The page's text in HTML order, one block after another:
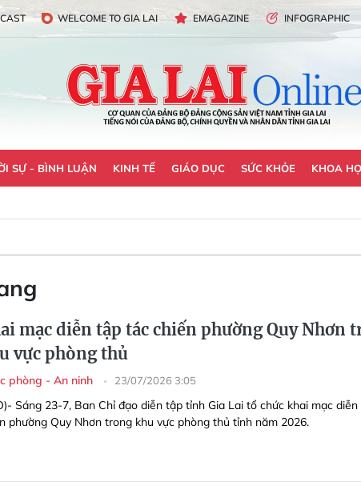
WELCOME TO GIA LAI EMAGAZINE INFOGRAPHIC
SỰ - BÌNH LUẬN KINH TẾ GIÁO DỤC SỨC KHỎE KHOA
mạc diễn tập tác chiến phường Quy Nhơn
vực phòng thủ
phòng - An ninh 23/07/2026 3:05
Sáng 23-7, Ban Chỉ đạo diễn tập tỉnh Gia Lai tổ chức khai mạc
phường Quy Nhơn trong khu vực phòng thủ tỉnh năm 2026.